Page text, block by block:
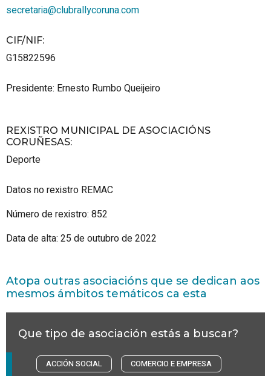
secretaria@clubrallycoruna.com
CIF/NIF:
G15822596
Presidente: Ernesto Rumbo Queijeiro
REXISTRO MUNICIPAL DE ASOCIACIÓNS
CORUÑESAS:
Deporte
Datos no rexistro REMAC
Número de rexistro: 852
Data de alta: 25 de outubro de 2022
Atopa outras asociacións que se dedican aos
mesmos ámbitos temáticos ca esta
Que tipo de asociación estás a buscar?
ACCIÓN SOCIAL
COMERCIO E EMPRESA